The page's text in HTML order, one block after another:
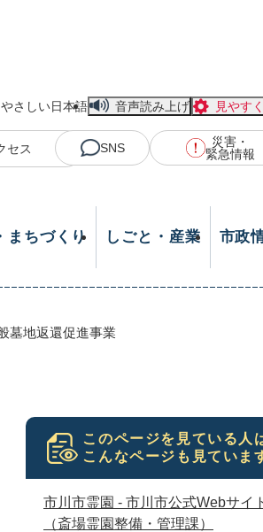
やさしい日本語 音声読み上げ 見やす
セス SNS
災害・
緊急情報
まちづくり しごと・産業 市政
墓地返還促進事業
このページを見ている人
こんなページも見ていま
市川市霊園 - 市川市公式Webサイ
（斎場霊園整備・管理課）